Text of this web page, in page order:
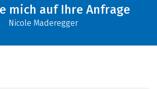
mich auf Ihre Anfrage
Nicole Maderegger